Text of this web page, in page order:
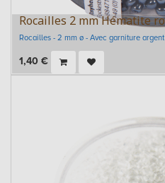
Rocailles 2 mm Hématite
Rocailles - 2 mm ø - Avec garniture
1,40 €